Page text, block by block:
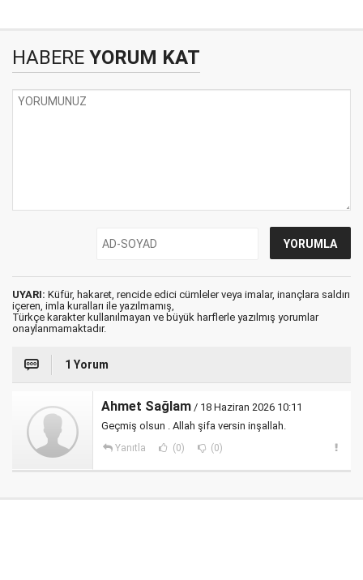
HABERE YORUM KAT
UYARI: Küfür, hakaret, rencide edici cümleler veya imalar, inançlara saldırı
içeren, imla kuralları ile yazılmamış,
Türkçe karakter kullanılmayan ve büyük harflerle yazılmış yorumlar
onaylanmamaktadır.
1 Yorum
Ahmet Sağlam / 18 Haziran 2026 10:11
Geçmiş olsun . Allah şifa versin inşallah.
Yanıtla (0) (0)